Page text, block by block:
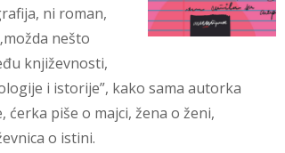
ni roman,
nešto
književnosti,
i istorije”, kako sama autorka
ćerka piše o majci, žena o ženi,
o istini.